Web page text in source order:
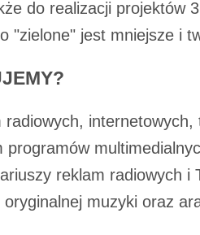
do realizacji projektów
"zielone" jest mniejsze i
radiowych,
programów
reklam radiowych i
oryginalnej muzyki oraz